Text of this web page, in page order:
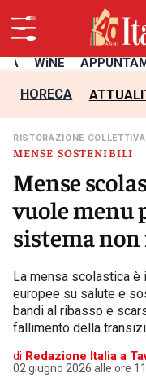
WiNE
HORECA
MENSE SOSTENIBILI
RISTORAZIONE COLLETTIVA
Mense
vuole menu
sistema non
La mensa scolastica
europee su salute e
bandi al ribasso e
fallimento della
di Redazione Italia a
02 giugno 2026 alle ore